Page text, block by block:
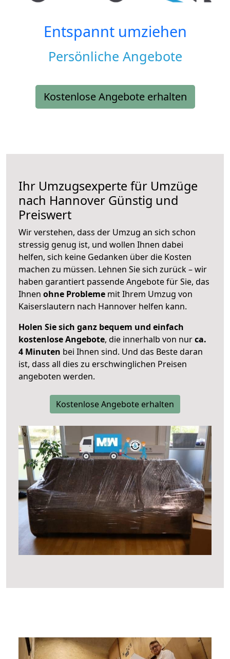
Entspannt umziehen
Persönliche Angebote
Kostenlose Angebote erhalten
Ihr Umzugsexperte für Umzüge
nach Hannover Günstig und
Preiswert
Wir verstehen, dass der Umzug an sich schon
stressig genug ist, und wollen Ihnen dabei
helfen, sich keine Gedanken über die Kosten
machen zu müssen. Lehnen Sie sich zurück – wir
haben garantiert passende Angebote für Sie, das
Ihnen ohne Probleme mit Ihrem Umzug von
Kaiserslautern nach Hannover helfen kann.
Holen Sie sich ganz bequem und einfach
kostenlose Angebote, die innerhalb von nurca.
4 Minuten bei Ihnen sind. Und das Beste daran
ist, dass all dies zu erschwinglichen Preisen
angeboten werden.
Kostenlose Angebote erhalten